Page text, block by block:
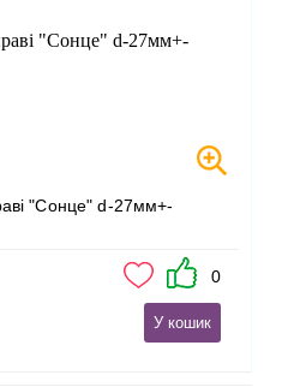
"Сонце" d-27мм+-
0
У кошик